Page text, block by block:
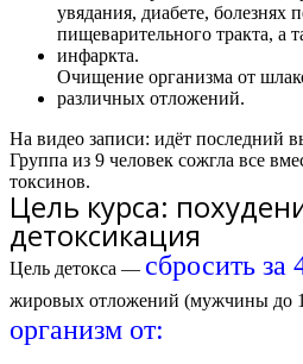
увядания, диабете, болезнях
пищеварительного тракта, а
инфаркта.
Очищение организма от
различных отложений.
На видео записи: идёт последний
Группа из 9 человек сожгла все
токсинов.
Цель курса:
детоксикация
Цель детокса — сбросить за
жировых отложений (мужчины до
организм от: